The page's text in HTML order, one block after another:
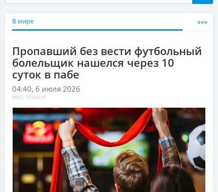
В мире
Пропавший без вести футбольный
болельщик нашелся через 10
суток в пабе
04:40, 6 июля 2026
MKZ: 1554638